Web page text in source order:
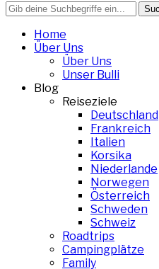
Search
for:
Home
Über Uns
Über Uns
Unser Bulli
Blog
Reiseziele
Deutschland
Frankreich
Italien
Korsika
Niederlande
Norwegen
Österreich
Schweden
Schweiz
Roadtrips
Campingplätze
Family